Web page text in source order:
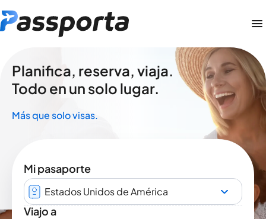
Planifica, reserva, viaja.
Todo en un solo lugar.
Más que solo visas.
Mi pasaporte
Estados Unidos de América
Viajo a